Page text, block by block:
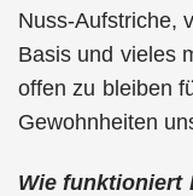
Nuss-Aufstriche,
Basis und vieles
offen zu bleiben
Gewohnheiten
Wie funktioniert